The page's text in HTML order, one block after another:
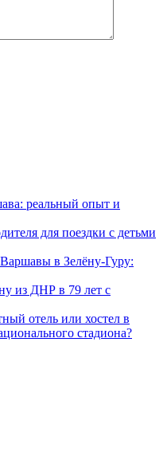
реальный опыт и
для поездки с детьми
в Зелёну-Гуру:
из ДНР в 79 лет с
отель или хостел в
стадиона?